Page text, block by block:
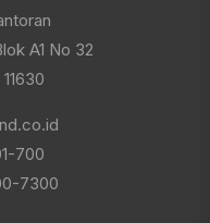
A1 No 32
700
7300